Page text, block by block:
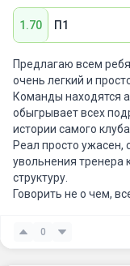
1.70 П1
Предлагаю всем
очень легкий и
Команды находятся
обыгрывает всех
истории самого
Реал просто ужасен,
увольнения тренера
структуру.
Говорить не о чем,
0